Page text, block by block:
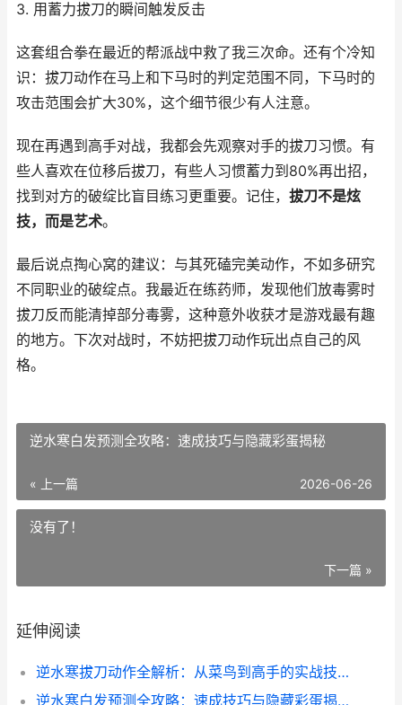
3. 用蓄力拔刀的瞬间触发反击
这套组合拳在最近的帮派战中救了我三次命。还有个冷知
识：拔刀动作在马上和下马时的判定范围不同，下马时的
攻击范围会扩大30%，这个细节很少有人注意。
现在再遇到高手对战，我都会先观察对手的拔刀习惯。有
些人喜欢在位移后拔刀，有些人习惯蓄力到80%再出招，
找到对方的破绽比盲目练习更重要。记住， 拔刀不是炫
技，而是艺术。
最后说点掏心窝的建议：与其死磕完美动作，不如多研究
不同职业的破绽点。我最近在练药师，发现他们放毒雾时
拔刀反而能清掉部分毒雾，这种意外收获才是游戏最有趣
的地方。下次对战时，不妨把拔刀动作玩出点自己的风
格。
逆水寒白发预测全攻略：速成技巧与隐藏彩蛋揭秘
« 上一篇 2026-06-26
没有了！
下一篇 »
延伸阅读
逆水寒拔刀动作全解析：从菜鸟到高手的实战技巧
逆水寒白发预测全攻略：速成技巧与隐藏彩蛋揭秘